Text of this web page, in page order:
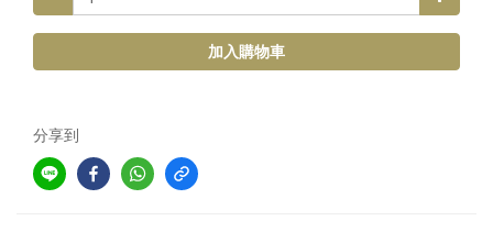
加入購物車
分享到